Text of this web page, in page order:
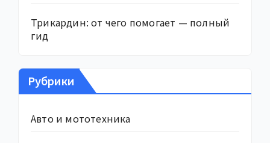
Трикардин: от чего помогает — полный
гид
Рубрики
Авто и мототехника